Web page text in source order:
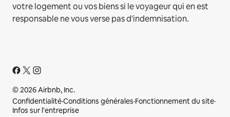
votre logement ou vos biens si le voyageur qui en est
responsable ne vous verse pas d'indemnisation.
© 2026 Airbnb, Inc.
Confidentialité·Conditions générales·Fonctionnement du site·
Infos sur l'entreprise